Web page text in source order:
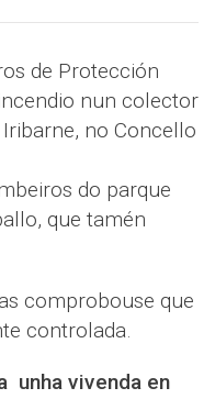
de Protección
nun colector
no Concello
do parque
que tamén
comprobouse que
controlada.
unha vivenda en